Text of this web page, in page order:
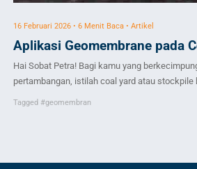
16 Februari 2026 • 6 Menit Baca • Artikel
Aplikasi Geomembrane pada
Hai Sobat Petra! Bagi kamu yang
pertambangan, istilah coal yard atau stockpile
menjadi makanan sehari-hari. Area ini adalah
Tagged #geomembran